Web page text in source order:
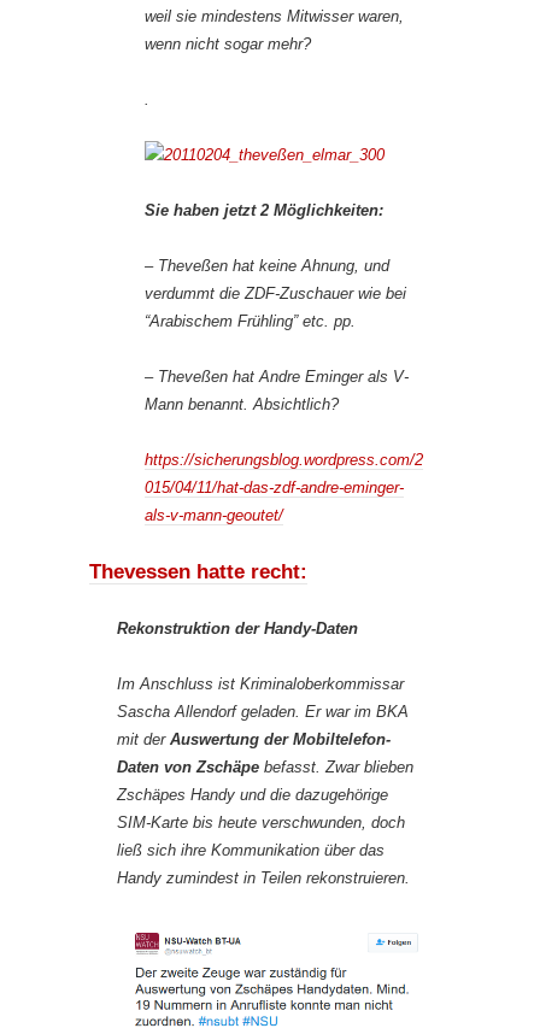
weil sie mindestens Mitwisser waren,
wenn nicht sogar mehr?
.
Sie haben jetzt 2 Möglichkeiten:
– Theveßen hat keine Ahnung, und
verdummt die ZDF-Zuschauer wie bei
“Arabischem Frühling” etc. pp.
– Theveßen hat Andre Eminger als V-
Mann benannt. Absichtlich?
https://sicherungsblog.wordpress.com/2
015/04/11/hat-das-zdf-andre-eminger-
als-v-mann-geoutet/
Thevessen hatte recht:
Rekonstruktion der Handy-Daten
Im Anschluss ist Kriminaloberkommissar
Sascha Allendorf geladen. Er war im BKA
mit derAuswertung der Mobiltelefon-
Daten von Zschäpe befasst. Zwar blieben
Zschäpes Handy und die dazugehörige
SIM-Karte bis heute verschwunden, doch
ließ sich ihre Kommunikation über das
Handy zumindest in Teilen rekonstruieren.